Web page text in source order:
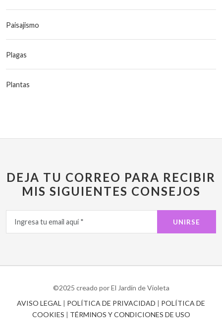
Paisajismo
Plagas
Plantas
DEJA TU CORREO PARA RECIBIR
MIS SIGUIENTES CONSEJOS
UNIRSE
©2025 creado por El Jardín de Violeta
AVISO LEGAL | POLÍTICA DE PRIVACIDAD | POLÍTICA DE
COOKIES | TÉRMINOS Y CONDICIONES DE USO